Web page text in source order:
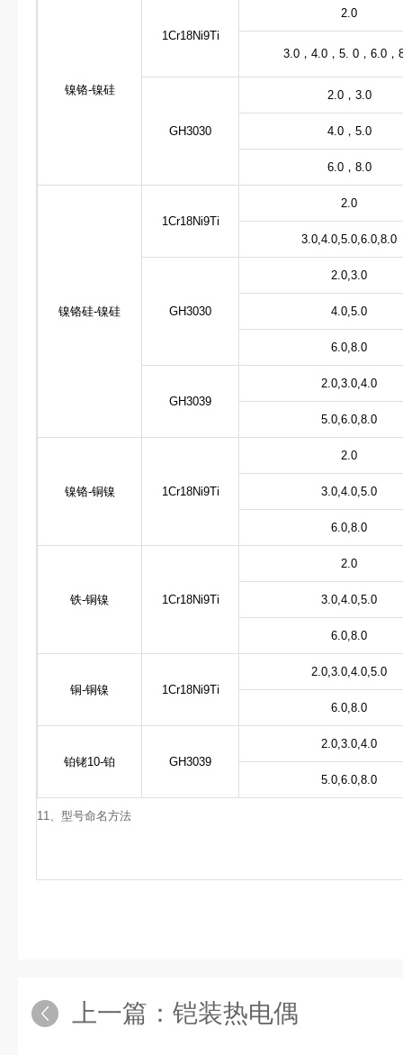
镍铬-镍硅
1Cr18Ni9Ti
2.0
3.0，4.0，5. 0，6.0，
GH3030
2.0，3.0
4.0，5.0
6.0，8.0
镍铬硅-镍硅
1Cr18Ni9Ti
2.0
3.0,4.0,5.0,6.0,8.0
GH3030
2.0,3.0
4.0,5.0
6.0,8.0
GH3039
2.0,3.0,4.0
5.0,6.0,8.0
镍铬-铜镍 1Cr18Ni9Ti
2.0
3.0,4.0,5.0
6.0,8.0
铁-铜镍 1Cr18Ni9Ti
2.0
3.0,4.0,5.0
6.0,8.0
铜-铜镍 1Cr18Ni9Ti
2.0,3.0,4.0,5.0
6.0,8.0
铂铑10-铂 GH3039
2.0,3.0,4.0
5.0,6.0,8.0
11、型号命名方法
上一篇： 铠装热电偶